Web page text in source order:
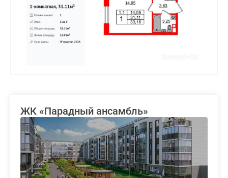
ЖК «Парадный ансамбль»